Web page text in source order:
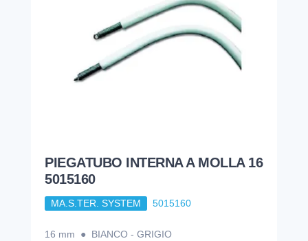
PIEGATUBO INTERNA A MOLLA 16
5015160
MA.S.TER. SYSTEM 5015160
16 mm ● BIANCO - GRIGIO